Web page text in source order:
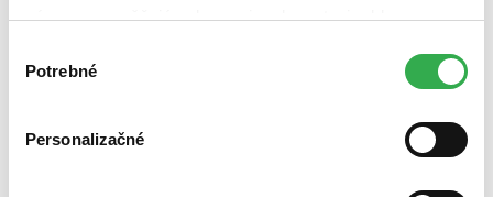
nám zas umožňujú zobrazenie relevantnej reklamy.
nám pomohlo, keby sme mohli používať všetky tieto
súhlasu
Potrebné
Personalizačné
Médiá a partneri
Všetky články na tému: Antika